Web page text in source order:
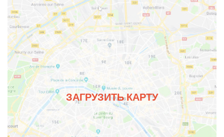
ЗАГРУЗИТЬ КАРТУ